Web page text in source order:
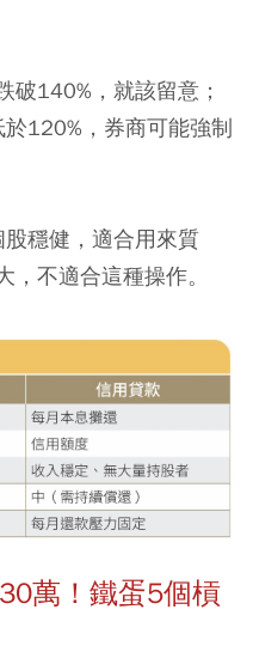
破140%，就該留意；
120%，券商可能強制
股穩健，適合用來質
不適合這種操作。
萬！鐵蛋5個槓